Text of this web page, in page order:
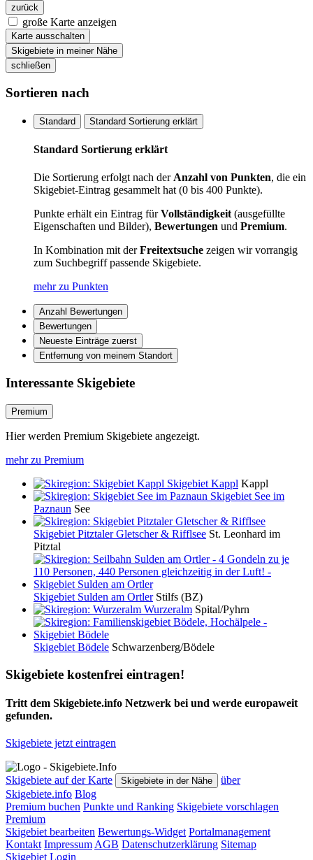
zurück
große Karte anzeigen
Karte ausschalten
Skigebiete in meiner Nähe
schließen
Sortieren nach
Standard Standard Sortierung erklärt
Standard Sortierung erklärt
Die Sortierung erfolgt nach der Anzahl von Punkten, die ein
Skigebiet-Eintrag gesammelt hat (0 bis 400 Punkte).
Punkte erhält ein Eintrag fürVollständigkeit (ausgefüllte
Eigenschaften und Bilder), Bewertungen und Premium.
In Kombination mit derFreitextsuche zeigen wir vorrangig
zum Suchbegriff passende Skigebiete.
mehr zu Punkten
Anzahl Bewertungen
Bewertungen
Neueste Einträge zuerst
Entfernung von meinem Standort
Interessante Skigebiete
Premium
Hier werden Premium Skigebiete angezeigt.
mehr zu Premium
Skigebiet Kappl Kappl
Skigebiet See im
Paznaun See
Skigebiet Pitztaler Gletscher & Rifflsee St. Leonhard im
Pitztal
Skigebiet Sulden am Ortler Stilfs (BZ)
Wurzeralm Spital/Pyhrn
Skigebiet Bödele Schwarzenberg/Bödele
Skigebiete kostenfrei eintragen!
Tritt dem Skigebiete.info Netzwerk bei und werde europaweit
gefunden.
Skigebiete jetzt eintragen
Skigebiete auf der Karte Skigebiete in der Nähe
über
Skigebiete.info Blog
Premium buchen Punkte und Ranking Skigebiete vorschlagen
Premium
Skigebiet bearbeiten Bewertungs-Widget Portalmanagement
Kontakt Impressum AGB Datenschutzerklärung Sitemap
Skigebiet Login